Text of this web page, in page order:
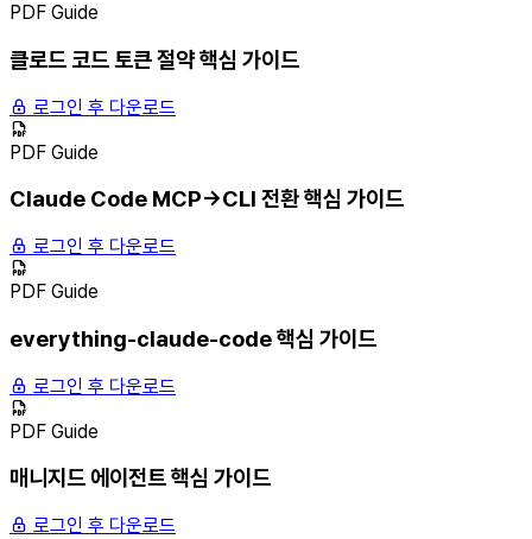
PDF Guide
클로드 코드 토큰 절약 핵심 가이드
로그인 후 다운로드
PDF Guide
Claude Code MCP→CLI 전환 핵심 가이드
로그인 후 다운로드
PDF Guide
everything-claude-code 핵심 가이드
로그인 후 다운로드
PDF Guide
매니지드 에이전트 핵심 가이드
로그인 후 다운로드